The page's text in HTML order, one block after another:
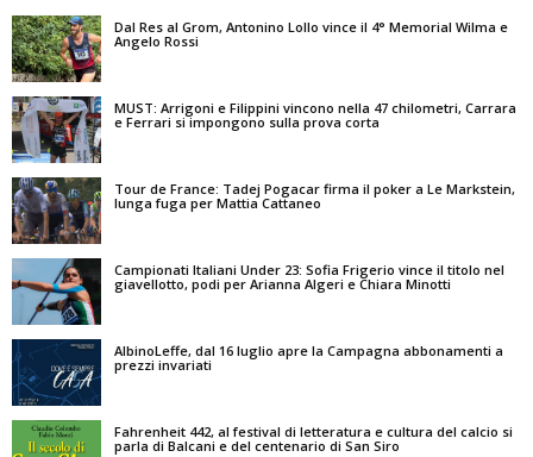
Dal Res al Grom, Antonino Lollo vince il 4° Memorial Wilma e
Angelo Rossi
MUST: Arrigoni e Filippini vincono nella 47 chilometri, Carrara
e Ferrari si impongono sulla prova corta
Tour de France: Tadej Pogacar firma il poker a Le Markstein,
lunga fuga per Mattia Cattaneo
Campionati Italiani Under 23: Sofia Frigerio vince il titolo nel
giavellotto, podi per Arianna Algeri e Chiara Minotti
AlbinoLeffe, dal 16 luglio apre la Campagna abbonamenti a
prezzi invariati
Fahrenheit 442, al festival di letteratura e cultura del calcio si
parla di Balcani e del centenario di San Siro